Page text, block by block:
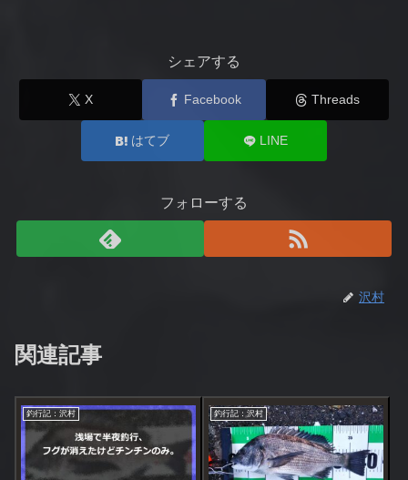
シェアする
X Facebook Threads
はてブ LINE
フォローする
沢村
関連記事
釣行記：沢村 釣行記：沢村